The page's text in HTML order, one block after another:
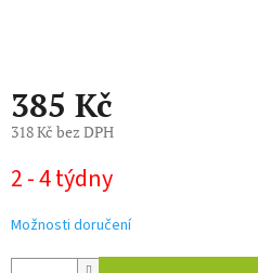
385 Kč
318 Kč bez DPH
cena:
2 - 4 týdny
Možnosti doručení